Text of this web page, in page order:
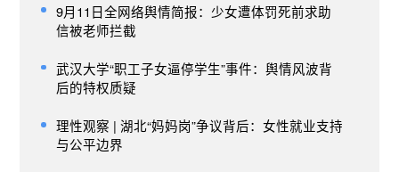
9月11日全网络舆情简报：少女遭体罚死前求助
信被老师拦截
武汉大学“职工子女逼停学生”事件：舆情风波背
后的特权质疑
理性观察 | 湖北“妈妈岗”争议背后：女性就业支持
与公平边界